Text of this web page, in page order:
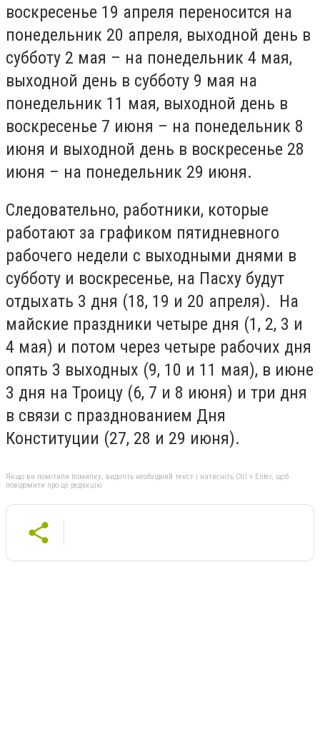
воскресенье 19 апреля переносится на
понедельник 20 апреля, выходной день в
субботу 2 мая – на понедельник 4 мая,
выходной день в субботу 9 мая на
понедельник 11 мая, выходной день в
воскресенье 7 июня – на понедельник 8
июня и выходной день в воскресенье 28
июня – на понедельник 29 июня.
Следовательно, работники, которые
работают за графиком пятидневного
рабочего недели с выходными днями в
субботу и воскресенье, на Пасху будут
отдыхать 3 дня (18, 19 и 20 апреля). На
майские праздники четыре дня (1, 2, 3 и
4 мая) и потом через четыре рабочих дня
опять 3 выходных (9, 10 и 11 мая), в июне
3 дня на Троицу (6, 7 и 8 июня) и три дня
в связи с празднованием Дня
Конституции (27, 28 и 29 июня).
Якщо ви помітили помилку, виділіть необхідний текст і натисніть Ctrl + Enter, щоб
повідомити про це редакцію